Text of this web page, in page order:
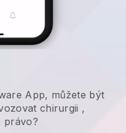
App, můžete být
chirurgii ,
právo?